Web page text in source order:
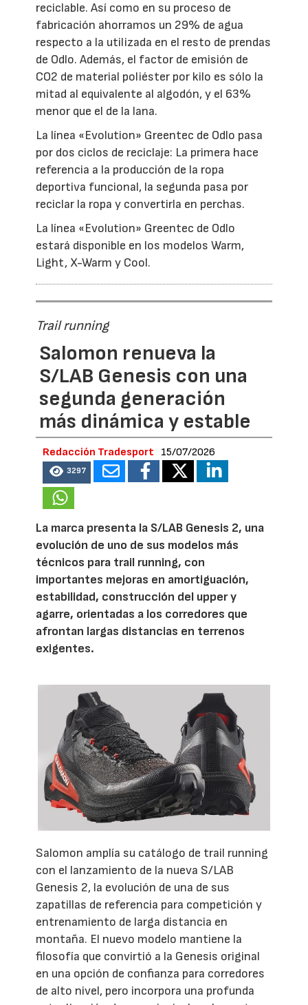
reciclable. Así como en su proceso de
fabricación ahorramos un 29% de agua
respecto a la utilizada en el resto de prendas
de Odlo. Además, el factor de emisión de
CO2 de material poliéster por kilo es sólo la
mitad al equivalente al algodón, y el 63%
menor que el de la lana.
La línea «Evolution» Greentec de Odlo pasa
por dos ciclos de reciclaje: La primera hace
referencia a la producción de la ropa
deportiva funcional, la segunda pasa por
reciclar la ropa y convertirla en perchas.
La línea «Evolution» Greentec de Odlo
estará disponible en los modelos Warm,
Light, X-Warm y Cool.
Trail running
Salomon renueva la
S/LAB Genesis con una
segunda generación
más dinámica y estable
Redacción Tradesport 15/07/2026
3297
La marca presenta la S/LAB Genesis 2, una
evolución de uno de sus modelos más
técnicos para trail running, con
importantes mejoras en amortiguación,
estabilidad, construcción del upper y
agarre, orientadas a los corredores que
afrontan largas distancias en terrenos
exigentes.
Salomon amplía su catálogo de trail running
con el lanzamiento de la nueva S/LAB
Genesis 2, la evolución de una de sus
zapatillas de referencia para competición y
entrenamiento de larga distancia en
montaña. El nuevo modelo mantiene la
filosofía que convirtió a la Genesis original
en una opción de confianza para corredores
de alto nivel, pero incorpora una profunda